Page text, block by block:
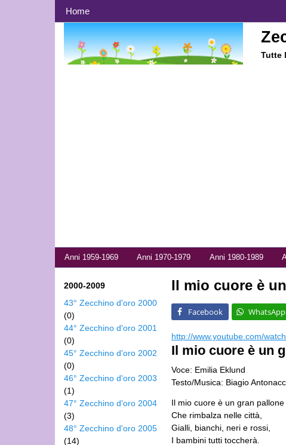
Home
Tutte
Menù anni
Anni 1959-1969 Anni 1970-1979 Anni 1980-1989
Il mio cuore è
Facebook WhatsApp
http://www.youtube.com/
Il mio cuore è un
Voce: Emilia Eklund
Testo/Musica: Biagio
Il mio cuore è un gran pallone
Che rimbalza nelle città,
Gialli, bianchi, neri e rossi,
I bambini tutti toccherà.
2000-2009
43° Zecchino d'oro 2000
(0)
44° Zecchino d'oro 2001
(0)
45° Zecchino d'oro 2002
(0)
46° Zecchino d'oro 2003
(1)
47° Zecchino d'oro 2004
(3)
48° Zecchino d'oro 2005
(14)